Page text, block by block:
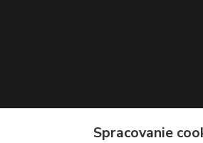
Spracovanie